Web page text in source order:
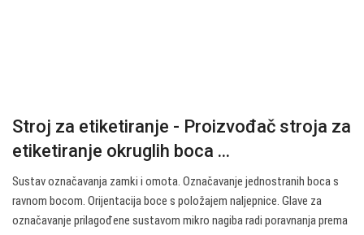
Stroj za etiketiranje - Proizvođač stroja za
etiketiranje okruglih boca ...
Sustav označavanja zamki i omota. Označavanje jednostranih boca s
ravnom bocom. Orijentacija boce s položajem naljepnice. Glave za
označavanje prilagođene sustavom mikro nagiba radi poravnanja prema